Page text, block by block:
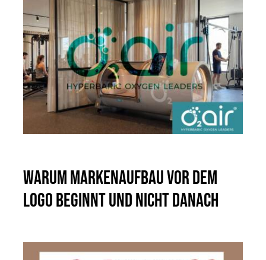
Warum Markenaufbau vor dem
Logo beginnt und nicht danach